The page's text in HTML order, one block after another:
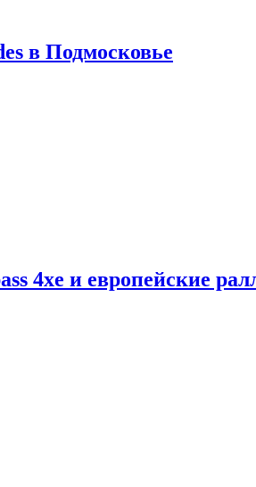
в Подмосковье
4xe и европейские